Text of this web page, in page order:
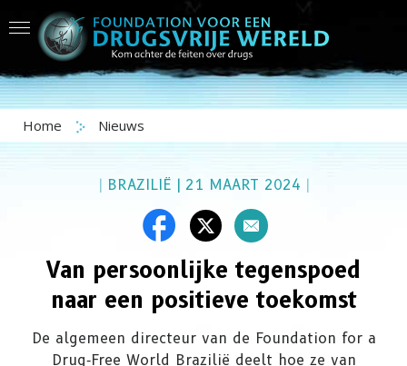
Home Nieuws
|BRAZILIË | 21 MAART 2024 |
Van persoonlijke tegenspoed
naar een positieve toekomst
De algemeen directeur van de Foundation for a
Drug‑Free World Brazilië deelt hoe ze van